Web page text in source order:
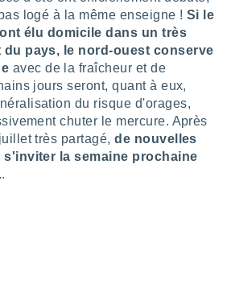
logé à la même enseigne !Si le
élu domicile dans un très
du pays, le nord-ouest conserve
avec de la fraîcheur et de
jours seront, quant à eux,
du risque d'orages,
chuter le mercure. Après
très partagé,de nouvelles
la semaine prochaine